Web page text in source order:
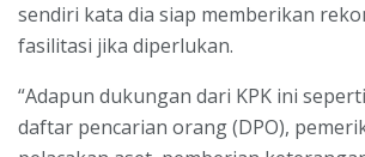
sendiri kata dia siap memberikan
fasilitasi jika diperlukan.
“Adapun dukungan dari KPK ini
daftar pencarian orang (DPO),